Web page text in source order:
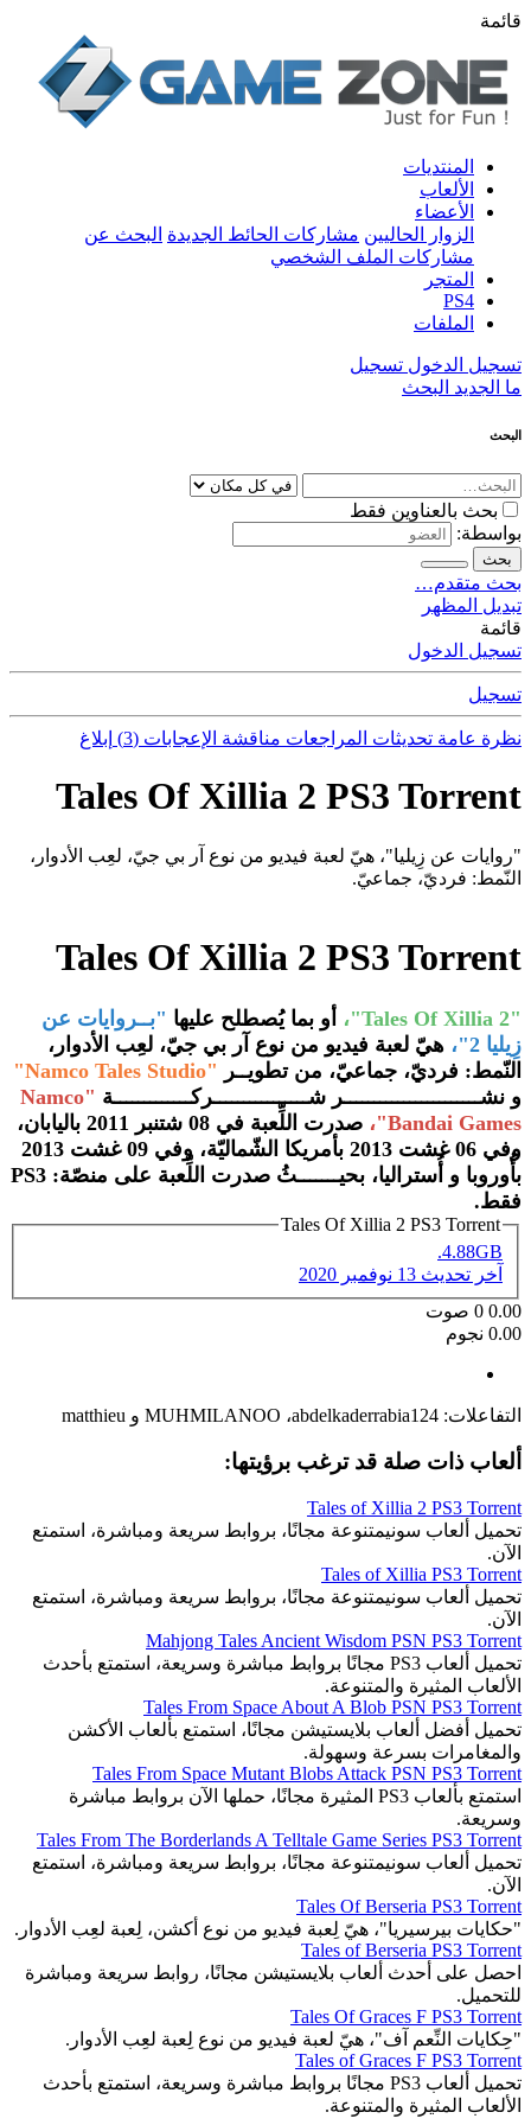
قائمة
المنتديات
الألعاب
الأعضاء
الزوار الحاليين مشاركات الحائط الجديدة البحث عن
مشاركات الملف الشخصي
المتجر
PS4
الملفات
تسجيل الدخول تسجيل
ما الجديد البحث
البحث
بحث بالعناوين فقط
بواسطة:
بحث
بحث متقدم…
تبديل المظهر
قائمة
تسجيل الدخول
تسجيل
نظرة عامة تحديثات المراجعات مناقشة الإعجابات (3) إبلاغ
Tales Of Xillia 2 PS3 Torrent
"روايات عن زِيليا"، هيّ لعبة فيديو من نوع آر بي جيّ، لعِب الأدوار،
النّمط: فرديّ، جماعيّ.
Tales Of Xillia 2 PS3 Torrent
"Tales Of Xillia 2"، أو بما يُصطلح عليها "بــروايات عن
زِيليا 2"،
هيّ لعبة فيديو من نوع آر بي جيّ، لعِب الأدوار،
النّمط: فرديّ، جماعيّ، من تطويــر "Namco Tales Studio"
و نشـــــــــــــــــــــــر شــــــــــــــــركـــــــــــــة
"Namco
Bandai Games"،
صدرت اللِّعبة في 08 شتنبر 2011 باليابان،
وفي 06 غشت 2013 بأمريكا الشّماليّة، وفي 09 غشت 2013
بأُوروبا و أُستراليا، بحيـــــــثُ صدرت اللِّعبة على منصّة: PS3
فقط.
Tales Of Xillia 2 PS3 Torrent
4.88GB.
آخر تحديث 13 نوفمبر 2020
0.00
0 صوت
0.00 نجوم
التفاعلات: abdelkaderrabia124، MUHMILANOO و matthieu
ألعاب ذات صلة قد ترغب برؤيتها:
Tales of Xillia 2 PS3 Torrent
تحميل ألعاب سونيمتنوعة مجانًا، بروابط سريعة ومباشرة، استمتع
الآن.
Tales of Xillia PS3 Torrent
تحميل ألعاب سونيمتنوعة مجانًا، بروابط سريعة ومباشرة، استمتع
الآن.
Mahjong Tales Ancient Wisdom PSN PS3 Torrent
تحميل ألعاب PS3 مجانًا بروابط مباشرة وسريعة، استمتع بأحدث
الألعاب المثيرة والمتنوعة.
Tales From Space About A Blob PSN PS3 Torrent
تحميل أفضل ألعاب بلايستيشن مجانًا، استمتع بألعاب الأكشن
والمغامرات بسرعة وسهولة.
Tales From Space Mutant Blobs Attack PSN PS3 Torrent
استمتع بألعاب PS3 المثيرة مجانًا، حملها الآن بروابط مباشرة
وسريعة.
Tales From The Borderlands A Telltale Game Series PS3 Torrent
تحميل ألعاب سونيمتنوعة مجانًا، بروابط سريعة ومباشرة، استمتع
الآن.
Tales Of Berseria PS3 Torrent
"حكايات بيرسيريا"، هيّ لِعبة فيديو من نوع أكشن، لِعبة لعِب الأدوار.
Tales of Berseria PS3 Torrent
احصل على أحدث ألعاب بلايستيشن مجانًا، روابط سريعة ومباشرة
للتحميل.
Tales Of Graces F PS3 Torrent
"حِكايات النِّعم آف"، هيّ لعبة فيديو من نوع لِعبة لعِب الأدوار.
Tales of Graces F PS3 Torrent
تحميل ألعاب PS3 مجانًا بروابط مباشرة وسريعة، استمتع بأحدث
الألعاب المثيرة والمتنوعة.